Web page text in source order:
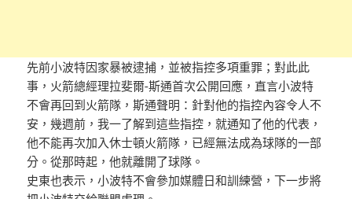
先前小波特因家暴被逮捕，並被指控多項重罪；對此此
事，火箭總經理拉斐爾-斯通首次公開回應，直言小波特
不會再回到火箭隊，斯通聲明：針對他的指控內容令人不
安，幾週前，我一了解到這些指控，就通知了他的代表，
他不能再次加入休士頓火箭隊，已經無法成為球隊的一部
分。從那時起，他就離開了球隊。
史東也表示，小波特不會參加媒體日和訓練營，下一步將